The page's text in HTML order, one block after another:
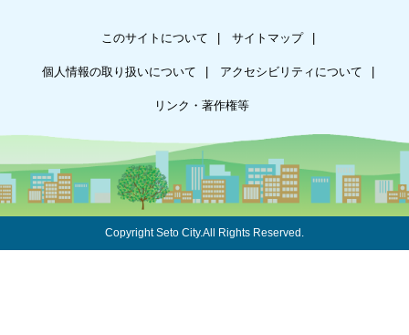
このサイトについて サイトマップ
個人情報の取り扱いについて アクセシビリティについて
リンク・著作権等
Copyright Seto City.All Rights Reserved.